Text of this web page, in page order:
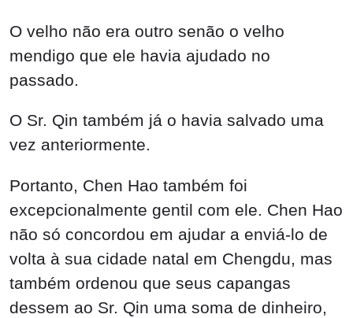
O velho não era outro senão o velho
mendigo que ele havia ajudado no
passado.
O Sr. Qin também já o havia salvado uma
vez anteriormente.
Portanto, Chen Hao também foi
excepcionalmente gentil com ele. Chen Hao
não só concordou em ajudar a enviá-lo de
volta à sua cidade natal em Chengdu, mas
também ordenou que seus capangas
dessem ao Sr. Qin uma soma de dinheiro,